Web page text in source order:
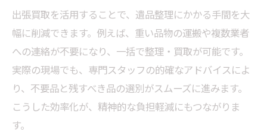
出張買取を活用することで、遺品整理にかかる手間を大
幅に削減できます。例えば、重い品物の運搬や複数業者
への連絡が不要になり、一括で整理・買取が可能です。
実際の現場でも、専門スタッフの的確なアドバイスによ
り、不要品と残すべき品の選別がスムーズに進みます。
こうした効率化が、精神的な負担軽減にもつながりま
す。